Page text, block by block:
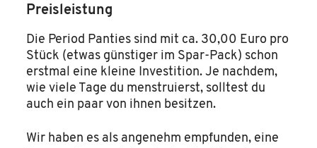
Preisleistung
Die Period Panties sind mit ca. 30,00 Euro pro
Stück (etwas günstiger im Spar-Pack) schon
erstmal eine kleine Investition. Je nachdem,
wie viele Tage du menstruierst, solltest du
auch ein paar von ihnen besitzen.
Wir haben es als angenehm empfunden, eine